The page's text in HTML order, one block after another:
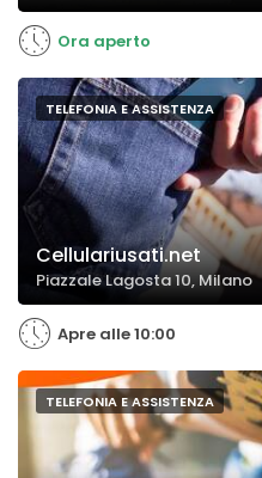
Ora aperto
TELEFONIA E ASSISTENZA
Cellulariusati.net
Piazzale Lagosta 10, Milano
Apre alle 10:00
TELEFONIA E ASSISTENZA